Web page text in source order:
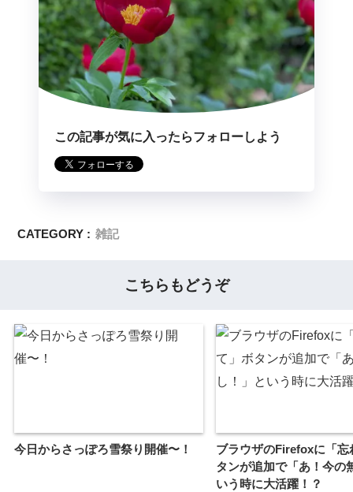
この記事が気に入ったらフォローしよう
CATEGORY : 雑記
こちらもどうぞ
今日からさっぽろ雪祭り開催〜！
ブラウザのFirefoxに「忘
タンが追加で「あ！今の
いう時に大活躍！？